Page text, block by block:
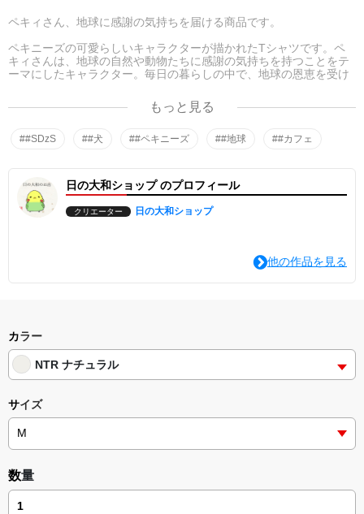
ペキィさん、地球に感謝の気持ちを届ける商品です。
ペキニーズの可愛らしいキャラクターが描かれたTシャツです。ペ
キィさんは、地球の自然や動物たちに感謝の気持ちを持つことをテ
ーマにしたキャラクター。毎日の暮らしの中で、地球の恩恵を受け
このTシャツは、肌触りの良い綿素材を使用しており、快適な着心
ディネートにぴったりです。ペキィさんの可愛らしいイラストと共
地球に感謝の気持ちを持つことは、自分自身の心の平穏にもつなが
ります。日常の些細なことにも感謝し、優しい気持ちを大切にして
いきましょう。ペキィさんと一緒に、地球に感謝する生活を楽しみ
ましょう。
もっと見る
##SDzS ##犬 ##ペキニーズ ##地球 ##カフェ
日の大和ショップ のプロフィール
クリエーター 日の大和ショップ
他の作品を見る
カラー
NTR ナチュラル
サイズ
数量